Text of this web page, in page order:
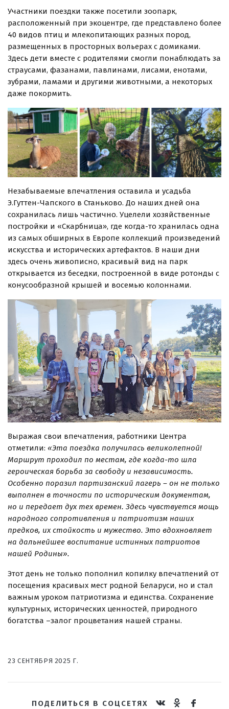
Участники поездки также посетили зоопарк,
расположенный при экоцентре, где представлено более
40 видов птиц и млекопитающих разных пород,
размещенных в просторных вольерах с домиками.
Здесь дети вместе с родителями смогли понаблюдать за
страусами, фазанами, павлинами, лисами, енотами,
зубрами, ламами и другими животными, а некоторых
даже покормить.
Незабываемые впечатления оставила и усадьба
Э.Гуттен-Чапского в Станьково. До наших дней она
сохранилась лишь частично. Уцелели хозяйственные
постройки и «Скарбница», где когда-то хранилась одна
из самых обширных в Европе коллекций произведений
искусства и исторических артефактов. В наши дни
здесь очень живописно, красивый вид на парк
открывается из беседки, построенной в виде ротонды с
конусообразной крышей и восемью колоннами.
Выражая свои впечатления, работники Центра
отметили: «Эта поездка получилась великолепной!
Маршрут проходил по местам, где когда-то шла
героическая борьба за свободу и независимость.
Особенно поразил партизанский лагерь – он не только
выполнен в точности по историческим документам,
но и передает дух тех времен. Здесь чувствуется мощь
народного сопротивления и патриотизм наших
предков, их стойкость и мужество. Это вдохновляет
на дальнейшее воспитание истинных патриотов
нашей Родины».
Этот день не только пополнил копилку впечатлений от
посещения красивых мест родной Беларуси, но и стал
важным уроком патриотизма и единства. Сохранение
культурных, исторических ценностей, природного
богатства –залог процветания нашей страны.
23 СЕНТЯБРЯ 2025 Г.
ПОДЕЛИТЬСЯ В СОЦСЕТЯХ